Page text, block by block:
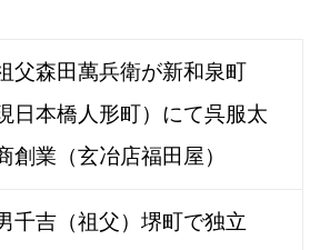
父森田萬兵衛が新和泉町
現日本橋人形町）にて呉服太
創業（玄冶店福田屋）
千吉（祖父）堺町で独立